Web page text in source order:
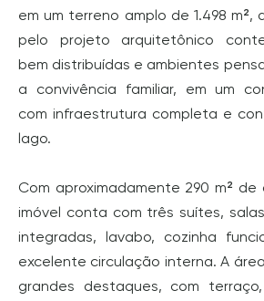
em um terreno amplo de 1.498
pelo projeto arquitetônico
bem distribuídas e ambientes
a convivência familiar, em um
com infraestrutura completa e
lago.
Com aproximadamente 290 m²
imóvel conta com três suítes,
integradas, lavabo, cozinha
excelente circulação interna. A
grandes destaques, com